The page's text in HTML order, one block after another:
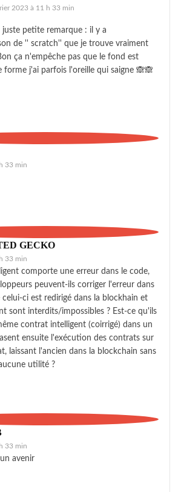
2023 à 11 h 33 min
juste petite remarque : il y a
de '' scratch'' que je trouve vraiment
ça n'empêche pas que le fond est
forme j'ai parfois l'oreille qui saigne 🙈🙈
33 min
GECKO
33 min
comporte une erreur dans le code,
peuvent-ils corriger l'erreur dans
ci est redirigé dans la blockhain et
sont interdits/impossibles ? Est-ce qu'ils
contrat intelligent (coirrigé) dans un
ensuite l'exécution des contrats sur
laissant l'ancien dans la blockchain sans
utilité ?
33 min
avenir